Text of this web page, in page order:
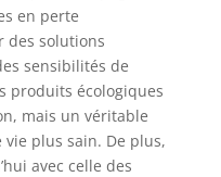
en perte
des solutions
sensibilités de
produits écologiques
mais un véritable
plus sain. De plus,
avec celle des